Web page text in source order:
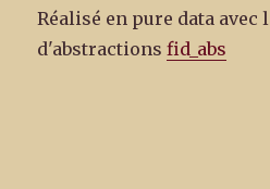
Réalisé en pure data avec
d'abstractionsfid_abs